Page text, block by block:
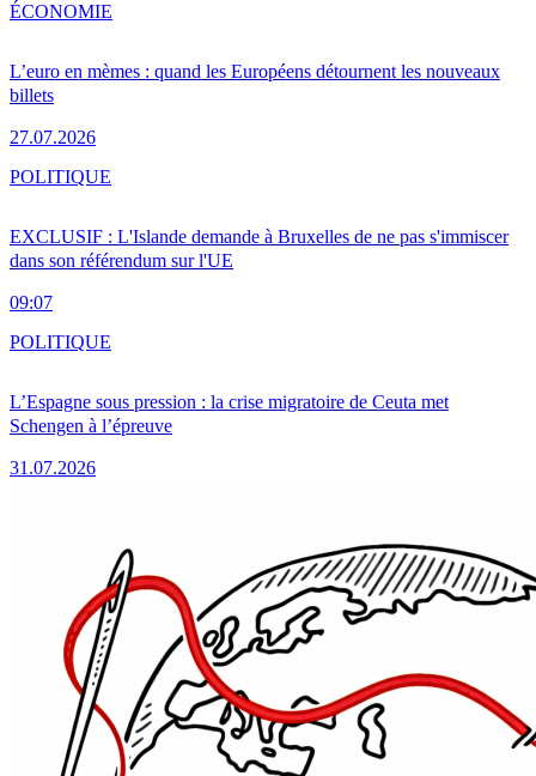
L’euro en mèmes : quand les Européens détournent les nouveaux
billets
27.07.2026
ÉCONOMIE
EXCLUSIF : L'Islande demande à Bruxelles de ne pas s'immiscer
dans son référendum sur l'UE
09:07
POLITIQUE
L’Espagne sous pression : la crise migratoire de Ceuta met
Schengen à l’épreuve
31.07.2026
POLITIQUE